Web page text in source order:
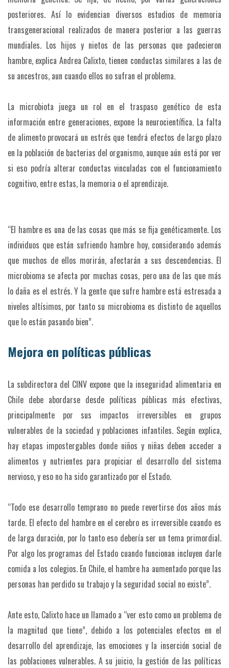
posteriores. Así lo evidencian diversos estudios de memoria
transgeneracional realizados de manera posterior a las guerras
mundiales. Los hijos y nietos de las personas que padecieron
hambre, explica Andrea Calixto, tienen conductas similares a las de
su ancestros, aun cuando ellos no sufran el problema.
La microbiota juega un rol en el traspaso genético de esta
información entre generaciones, expone la neurocientífica. La falta
de alimento provocará un estrés que tendrá efectos de largo plazo
en la población de bacterias del organismo, aunque aún está por ver
si eso podría alterar conductas vinculadas con el funcionamiento
cognitivo, entre estas, la memoria o el aprendizaje.
“El hambre es una de las cosas que más se fija genéticamente. Los
individuos que están sufriendo hambre hoy, considerando además
que muchos de ellos morirán, afectarán a sus descendencias. El
microbioma se afecta por muchas cosas, pero una de las que más
lo daña es el estrés. Y la gente que sufre hambre está estresada a
niveles altísimos, por tanto su microbioma es distinto de aquellos
que lo están pasando bien”.
Mejora en políticas públicas
La subdirectora del CINV expone que la inseguridad alimentaria en
Chile debe abordarse desde políticas públicas más efectivas,
principalmente por sus impactos irreversibles en grupos
vulnerables de la sociedad y poblaciones infantiles. Según explica,
hay etapas impostergables donde niños y niñas deben acceder a
alimentos y nutrientes para propiciar el desarrollo del sistema
nervioso, y eso no ha sido garantizado por el Estado.
“Todo ese desarrollo temprano no puede revertirse dos años más
tarde. El efecto del hambre en el cerebro es irreversible cuando es
de larga duración, por lo tanto eso debería ser un tema primordial.
Por algo los programas del Estado cuando funcionan incluyen darle
comida a los colegios. En Chile, el hambre ha aumentado porque las
personas han perdido su trabajo y la seguridad social no existe”.
Ante esto, Calixto hace un llamado a “ver esto como un problema de
la magnitud que tiene”, debido a los potenciales efectos en el
desarrollo del aprendizaje, las emociones y la inserción social de
las poblaciones vulnerables. A su juicio, la gestión de las políticas